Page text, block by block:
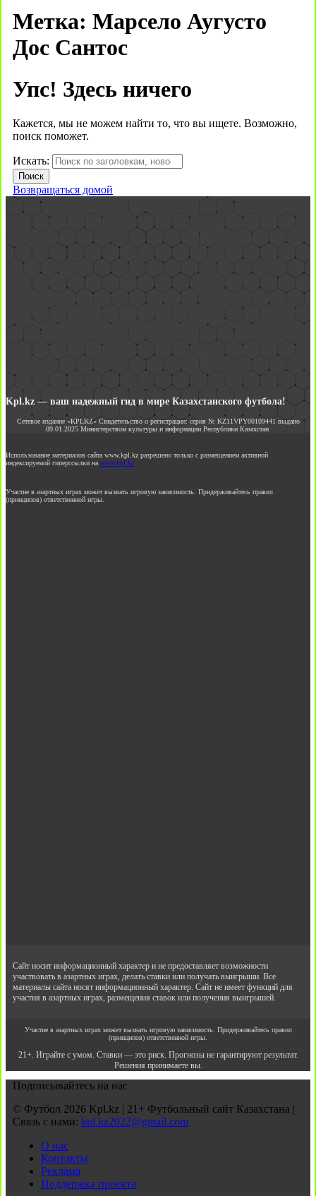
Метка: Марсело Аугусто
Дос Сантос
Упс! Здесь ничего
Кажется, мы не можем найти то, что вы ищете. Возможно,
поиск поможет.
Искать:
Возвращаться домой
Kpl.kz — ваш надежный гид в мире Казахстанского футбола!
Сетевое издание «KPLKZ» Свидетельство о регистрации: серия № KZ11VPY00109441 выдано
09.01.2025 Министерством культуры и информации Республики Казахстан.
Использование материалов сайта www.kpl.kz разрешено только с размещением активной
индексируемой гиперссылки на www.kpl.kz
Участие в азартных играх может вызвать игровую зависимость. Придерживайтесь правил
(принципов) ответственной игры.
Сайт носит информационный характер и не предоставляет возможности
участвовать в азартных играх, делать ставки или получать выигрыши. Все
материалы сайта носят информационный характер. Сайт не имеет функций для
участия в азартных играх, размещения ставок или получения выигрышей.
Участие в азартных играх может вызвать игровую зависимость. Придерживайтесь правил
(принципов) ответственной игры.
21+. Играйте с умом. Ставки — это риск. Прогнозы не гарантируют результат.
Решения принимаете вы.
Подписывайтесь на нас
© Футбол 2026 Kpl.kz | 21+ Футбольный сайт Казахстана |
Связь с нами: kpl.kz2022@gmail.com
О нас
Контакты
Реклама
Поддержка проекта